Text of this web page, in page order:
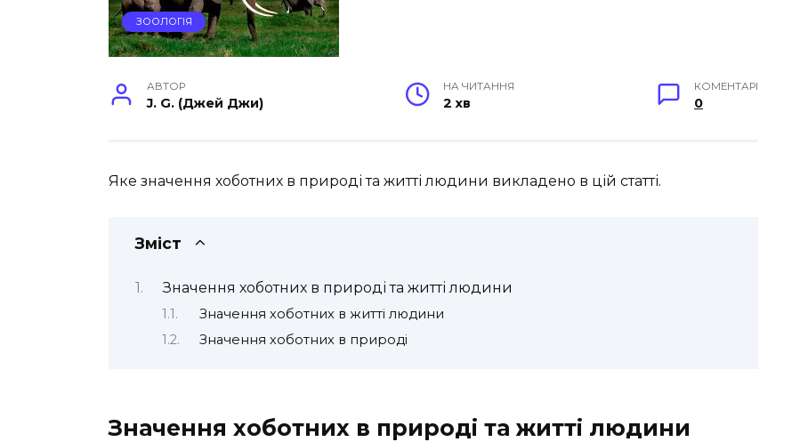
ЗООЛОГІЯ
АВТОР
J. G. (Джей Джи)
НА ЧИТАННЯ
2 хв
КОМЕНТАРІ
0
Яке значення хоботних в природі та житті людини викладено в цій статті.
Зміст
Значення хоботних в природі та житті людини
Значення хоботних в житті людини
Значення хоботних в природі
Значення хоботних в природі та житті людини